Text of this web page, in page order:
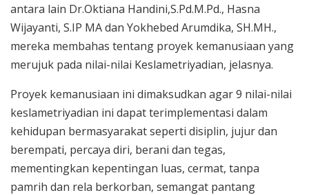
antara lain Dr.Oktiana Handini,S.Pd.M.Pd., Hasna
Wijayanti, S.IP MA dan Yokhebed Arumdika, SH.MH.,
mereka membahas tentang proyek kemanusiaan yang
merujuk pada nilai-nilai Keslametriyadian, jelasnya.
Proyek kemanusiaan ini dimaksudkan agar 9 nilai-nilai
keslametriyadian ini dapat terimplementasi dalam
kehidupan bermasyarakat seperti disiplin, jujur dan
berempati, percaya diri, berani dan tegas,
mementingkan kepentingan luas, cermat, tanpa
pamrih dan rela berkorban, semangat pantang